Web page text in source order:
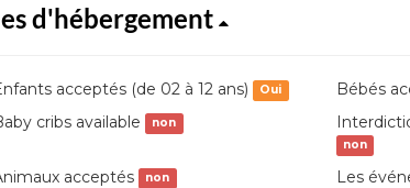
d'hébergement
acceptés (de 02 à 12 ans) Oui Bébés
cribs available non
non
acceptés non Les